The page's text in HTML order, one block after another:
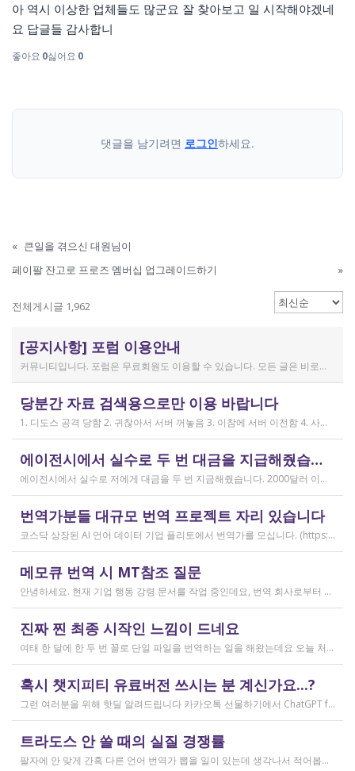
아 역시 이상한 업체들도 많군요 잘 찾아보고 일 시작해야겠네
요 답글들 감사합니
좋아요 0싫어요 0
댓글을 남기려면 로그인하세요.
« 큰일을 겪으신 대원님이
페이팔 잔고로 프로즈 멤버십 업그레이드하기
»
전체게시글 1,962
[공지사항] 포럼 이용안내
커뮤니티입니다. 포럼은 무료회원도 이용할 수 있습니다. 모든 글은 비로그인 사용자에게도 공개됩니다. 감사합니다.
당분간 자료 검색용으로만 이용 바랍니다
1. 디도스 공격 당함 2. 귀찮아서 서버 꺼놓음 3. 이참에 서버 이전함 4. 사라진 데이터는 없는 것 확인했는데, 일부 DB 설정이 활성화 안됨 5. 고칠 수는 있는데, 저희 집 신생아 협조 필요 6. 신생아가 협조하지 않음 현재 새글 쓰기, 신규 가입, 덧글 달기 등은 막아 두었습니다 언제든 3월 18일 전후 시점으로 롤백될 수 있습니다 디도스 공격은 10평짜리 구녕가게에 사람을 1만명 보내 영업방해를 하는 것과 같은 기법입니다. 왜 디도스 공격을 그렇게까지 열정적으로 하는가? 이것이 심해진 시점이 제가 출산하러 간다고 블라그에 글을 쓴 직후입니다. 적절한 비유인지 모르겠는데 암퇘지도 출산 후에는 도축 안 하지 않나 싶고요 옛날 같으면 이렇게 순하게 살지 않을 것인데, 요새 드는 생각이 좀 있습니다 사람은 노력해 봤자고, 사실 모든 능력치는 정해졌고 발현만 기다리는 것이 전부가 아닐까요 어떤 사람은 노력의 고점이 디도스 공격인 것입니다 그 애미도 한때는 가능성의 김칫국을 사발째 드링킹하며 키웠겠지요 저한테도 이 사이트를 유지할 유인이 있음은 말씀드렸으니 잘 이용해 주시면 그만인 것이고 시간 나시거든 디도스 공격자도 긍휼히 여겨 주시길 바랍니다
작성일
2026.04.15
에이전시에서 실수로 두 번 대금을 지급해줬습니다
에이전시에서 실수로 저에게 대금을 두 번 지금해줬습니다. 2000달러 이상을 두 번 wise로 지급받았습니다;;;; 에이전시에서 wise측으로 중복입금으로 인한 입금 취소 문의를 했는데 불가능하다고 답변을 받았다고 저에게 문의해달라고 하여, 저도 wise에 문의를 했지만, 입금자 정보를 알려준다면 취소 가능한 것 처럼 말하다가 결국 완료된 송금이라 취소가 불가능하다는 답변을 최종 전달받았습니다. 잘 쓰지 않는 계정이라 대금은 그대로 있는데 이 경우 제가 에이전시 계좌로 2000달러를 직접 재송금해도 문제가 없을까요..?? 추후 제 수익으로 잡혀서 세금문제나 기타 다른 사항이 복잡해질 것 같아서 wise에서 취소해주길 간절히 바랬는데ㅜㅜㅜ 이런경험이 있으시다면 어떻게 해결하셨나요ㅠㅠㅠ;;;
작성일
2026.04.04
번역가분들 대규모 번역 프로젝트 자리 있습니다
코스닥 상장된 AI 언어 데이터 기업 플리토에서 번역가를 모십니다. (https://startups.koraia.org/company/297) • 번역할 내용: 일상 대화, 일반 문장 중심의 단문 데이터 (전문지식 불필요) • 참여 프로젝트: 단문 번역(Human Translation) • 모집 언어쌍: 한국어 <> 다국어 • 목적: AI 학습용 데이터셋 구축 • 근무 형태: 재택 근무(학생, 프리랜서 번역가 환영) • 근무방법: Flitto 플랫폼 또는 엑셀 파일을 이용하여 작업 진행 - 파일 1개당 약 9,800단어 (언어쌍별 상이) - 파일 단위로 작업하며 1개만 참여도 가능 (이후 추가 참여 선택 가능) - 파일 1개 번역에 약 3~4일 데드라인 부여 - 파일 1개 번역 시 약 180,000원 ~ 386,000원 수준 (언어쌍별 상이) - 정산은 월 1회 지급 (플리토 정산 기준) - 프로젝트 기간: 약 1~3개월 (자율 참여) ★작업 단가: 한국어 → 스페인어: 9,800단어, 38.4원/단어, 파일 1개 완료 시 약 376,800원 스페인어 → 한국어: 9,800단어, 33.8원/단어, 파일 1개 완료 시 약 331,000원 한국어 → 러시아어: 9,800단어, 26.1원/단어, 파일 1개 완료 시 약 255,000원 한국어 → 중국어(간체): 9,800단어, 23.0원/단어, 파일 1개 완료 시 약 225,000원 중국어(간체) → 한국어: 16,800글자, 18.4원/글자, 파일 1개 완료 시 약 309,000원 한국어 → 중국어(번체): 9,800단어, 26.1원/단어, 파일 1개 완료 시 약 255,000원 중국어(번체) → 한국어: 16,800글자, 23.0원/글자, 파일 1개 완료 시 약 386,000원 한국어 → 베트남어: 9,800단어, 18.4원/단어, 파일 1개 완료 시 약 180,000원 베트남어 → 한국어: 9,800단어, 23.0원/단어, 파일 1개 완료 시 약 225,000원 *실제 업무시 수령 금액은 단가 및 작업량에 따라 위 금액과 차이가 있을 수 있습니다. *플리토 플랫폼(작업 툴) 작업 시 상응하는 포인트로 단가가 지급됩니다. 다음 링크로 신청 부탁드립니다: https://form.jotform.com/253371208518456?source_channel=albamon
메모큐 번역 시 MT참조 질문
안녕하세요. 현재 기업 행동 강령 문서를 작업 중인데요, 번역 회사로부터 메모큐 서버에서 메모큐 파일을 받았습니다. 번역회사에서 아이디와 비밀번호를 받아서 작업을 하는데 데스크탑 메모큐가 무료 버전이어서인지 이것저것 만져보다 보니(TM(만들어서 처음 해보는 문서 얼라인 시도), 라이브독스, 텀베이스등 눌러보는 행위) 밑의 사진과 같이 번역메모리 연결도 안된다고 하고 분명 어떤 파일에도 체크가 안 되어있는데 하나의 파일로만 연결 가능하다고 해서... 데스크탑 메모큐에서는 번역이 어렵다고 판단하여 그대로 이중언어 파일을 익스포트 해서 트라도스로 번역했습니다. (얼라인먼트 기능 사용해 2023년의 공식 한글 번역을 레퍼런스로 번역) 그랬더니 (메모큐에선 단순했던 코드가 트라도스에 복잡하게 나타나더라고요 아무튼 이것들을 해결하고 QA도 돌리고 나서...) 이중언어 파일을 메모큐에서 받으려다 보니 또 Free mode issue로 지원하지 않는 기능이라고 하더라고요. 그래서... 웹 메모큐를 사용해 태초부터 번역을 진행 중인데, 자동 번역으로 MT가 뜨는 걸 딸깍딸깍하고 확정 중이었는데 뭔가 이래도 되나 하는 생각이 들어서 질문하러 왔습니다. (이렇게 뜨는 걸 딸깍 확정 딸깍 확정 반복...) 클라이언트가 가이드라인을 주진 않았고 처음 파일을 줄 때 그 회사의 텀베이스가 연결된 파일을 줘서 그거 기반으로 한글 뜻이 맞으면 맞는 가이드라인이겠거니 하고 있는데 문장 부호나 말투나 뭔가 좀 기계번역의 날것을 적용하고 있다는 생각이 들어서... 이럴 땐 어떻게 해야하는지 여쭤보고 싶어요. 제가 트라도스로 번역한 세그먼트를 메모큐 타겟 세그먼트에 복붙하면 오류가 나는데 그냥 코드를 빼고 제가 트라도스에서 번역한걸 메모큐로 손수 옮겨야 할까요..!! 오늘 새벽 내내 기술 배우라는게 다른게 아니라 이걸 잘 알아두라는 말이었구나 하면서 깨달음을 얻었습니다...
진짜 찐 최종 시작인 느낌이 드네요
여태 한 달에 한 두 번 꼴로 단일 파일을 번역하는 일을 해왔는데요 오늘 처음으로 모 회사에서 트라도스 패키지 파일로 전달하는 일을!!! 주셔서 열어봤습니다. ...너무 떨리네요 원래 타겟 세그먼트에 아무것도 없었는데, NMT나 100프로 매치로 채워져있고 그래요 맨 처음 일을 받고 돈을 받았을 때가 커리어의 시작이라고 생각했는데 몇 달 동안 그런 식으로 많으면 두 세개 정도의 일을 받다가 오늘 나름 볼륨 있는 업무를 맡게 되니까 뭔가 커리어의 [진짜_찐_시작_최종] 같고 긴장되네요 잘 해내고 싶어서 떨리고,,,,,, 잘 할 수 있을까 싶고 크아악 다들 2월에 일 잘 해내고 계신가요 여태껏 검색 기능을 사용해 눈팅만 해왔는데 산번혁 회원님들의 번역가 라이프는 어떻게 굴러가고 있는지 궁금하네요 호호호
2026.02.20
혹시 챗지피티 유료버전 쓰시는 분 계신가요...?
그런 여러분을 위해 핫딜 알려드립니다 카카오톡 선물하기에서 ChatGPT for Kakao 쳐서 들어가 보시면 한달에 200달러짜리 프로 버전을 2만9천원에 팔고 있습니다. 이벤트 성이라서 계속 판매는 안 할 것 같고 5개 구매 제한도 있긴 하지만, 어차피 3만원씩 내고 플러스 버전 쓰시고 계시다면 같은 가격에 프로 써보는 것도 나쁘지 않을 것 같아요 ㅎㅎ 저도 혹시 사기 아닌가 긴가민가했는데 진짜 프로 버전 맞더라고요.
트라도스 안 쓸 때의 실질 경쟁률
팔자에 안 맞게 간혹 다른 언어 번역가 뽑을 일이 있는데 생각나서 적어봅니다 트라도스/메모큐를 사야 하냐? 라는 질문은 설득의 대상이 아니라고 생각해서 그냥 두는 편인데요 질문 전 적극적으로 정보를 찾아보는 상태에서는 의미가 있을 것입니다 뽑히는 입장에선 잘 모르는데, 뽑는 입장에서는 트라도스/메모큐 안 쓰는 사람은 걸러버리면 정말 편합니다 주어진 업무를 못 한다는 뜻이거든요 1) 용어 1천개가 든 용어집이 있음 2) 기존에 쓰던 번역 메모리가 있음 상당히 흔한 상황인데, 트라도스/메모큐를 안 쓰고 외워서 작업이 가능한 사람은 산업스파이 쪽으로 가셔야지 여기 있으면 안 됨 저 스크린샷에도 제가 답변한 사람은 얼마 안 되는데요 챗지피티로 '트라도스 사용자/기타 요건(단가 등)' 맞는 사람만 필터로 건져서 답변하는 겁니다 아마 트라도스 안 써도 되는 운전면허증 번역같은 업무도 있을 텐데, 그런 것은 단발성이고 업데이트가 없으며 없는 자들끼리 경쟁해서 경쟁률이 아주 높을 겁니다.